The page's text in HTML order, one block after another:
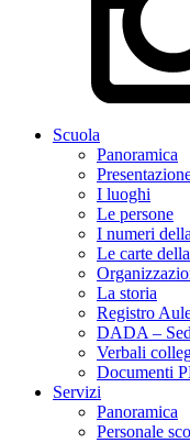
Scuola
Panoramica
I luoghi
Le persone
I numeri
Le carte
La storia
Registro
DADA –
Verbali
Documenti
Servizi
Panoramica
Personale